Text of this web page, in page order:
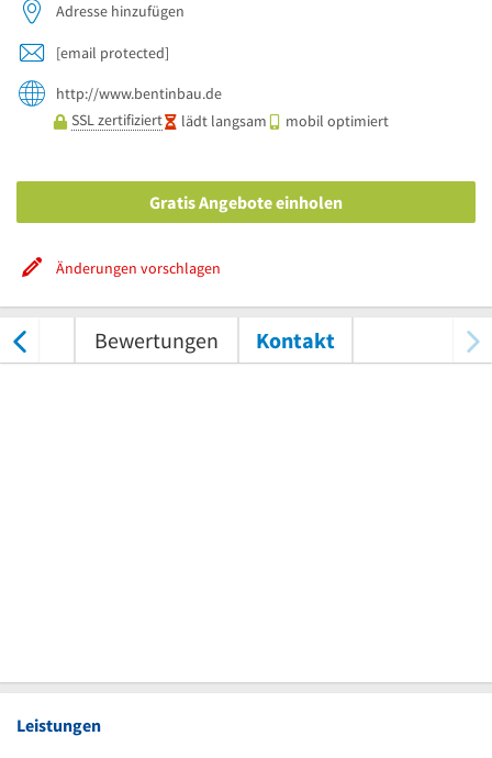
Adresse hinzufügen
[email protected]
http://www.bentinbau.de
SSL zertifiziert
lädt langsam mobil optimiert
Gratis Angebote einholen
Änderungen vorschlagen
Bewertungen Kontakt
Leistungen